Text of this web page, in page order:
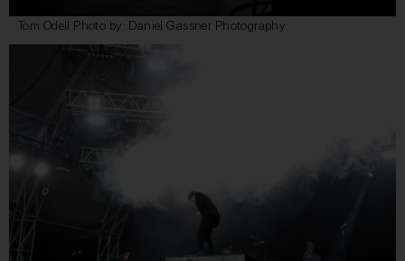
Tom Odell Photo by: Daniel Gassner Photography